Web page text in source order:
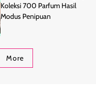
Koleksi 700 Parfum Hasil
Modus Penipuan
More